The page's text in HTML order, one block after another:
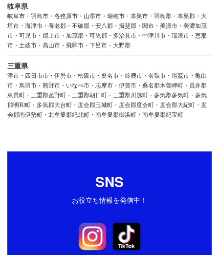
岐阜県
岐阜市・羽島市・各務原市・山県市・瑞穂市・本巣市・羽島郡・本巣郡・大
垣市・海津市・養老郡・不破郡・安八郡・揖斐郡・関市・美濃市・美濃加茂
市・可児市・郡上市・加茂郡・可児郡・多治見市・中津川市・瑞浪市・恵那
市・土岐市・高山市・飛騨市・下呂市・大野郡
三重県
津市・四日市市・伊勢市・松阪市・桑名市・鈴鹿市・名張市・尾鷲市・亀山
市・鳥羽市・熊野市・いなべ市・志摩市・伊賀市・桑名郡木曽岬町・員弁郡
東員町・三重郡菰野町・三重郡朝日町・三重郡川越町・多気郡多気町・多気
郡明和町・多気郡大台町・度会郡玉城町・度会郡度会町・度会郡大紀町・度
会郡南伊勢町・北牟婁郡紀北町・南牟婁郡御浜町・南牟婁郡紀宝町
SNS
お役立ち情報を発信中！